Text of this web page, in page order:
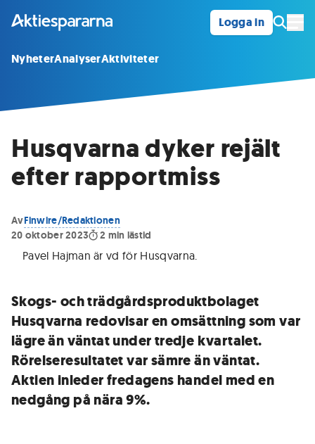
Logga in
NyheterAnalyserAktiviteter
Husqvarna dyker rejält
efter rapportmiss
AvFinwire/Redaktionen
20 oktober 2023
2 min lästid
Pavel Hajman är vd för Husqvarna.
Skogs- och trädgårdsproduktbolaget
Husqvarna redovisar en omsättning som var
lägre än väntat under tredje kvartalet.
Rörelseresultatet var sämre än väntat.
Aktien inleder fredagens handel med en
nedgång på nära 9%.